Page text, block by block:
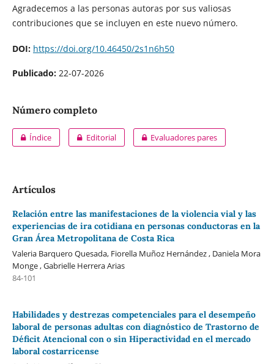
Agradecemos a las personas autoras por sus valiosas
contribuciones que se incluyen en este nuevo número.
DOI: https://doi.org/10.46450/2s1n6h50
Publicado: 22-07-2026
Número completo
Índice Editorial Evaluadores pares
Artículos
Relación entre las manifestaciones de la violencia vial y las
experiencias de ira cotidiana en personas conductoras en la
Gran Área Metropolitana de Costa Rica
Valeria Barquero Quesada, Fiorella Muñoz Hernández , Daniela Mora
Monge , Gabrielle Herrera Arias
84-101
Habilidades y destrezas competenciales para el desempeño
laboral de personas adultas con diagnóstico de Trastorno de
Déficit Atencional con o sin Hiperactividad en el mercado
laboral costarricense